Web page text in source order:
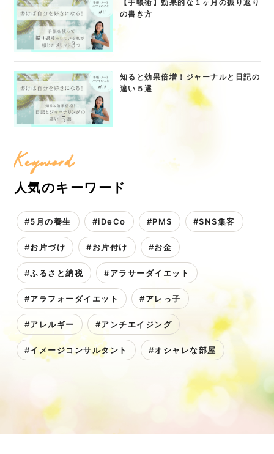
【手帳術】効果的な１ヶ月の振り返り
の書き方
知ると効果倍増！ジャーナルと日記の
違い５選
Keyword
人気のキーワード
#5月の養生 #iDeCo #PMS #SNS集客
#お片づけ #お片付け #お金
#ふるさと納税 #アラサーダイエット
#アラフォーダイエット #アレっ子
#アレルギー #アンチエイジング
#イメージコンサルタント #オシャレな部屋